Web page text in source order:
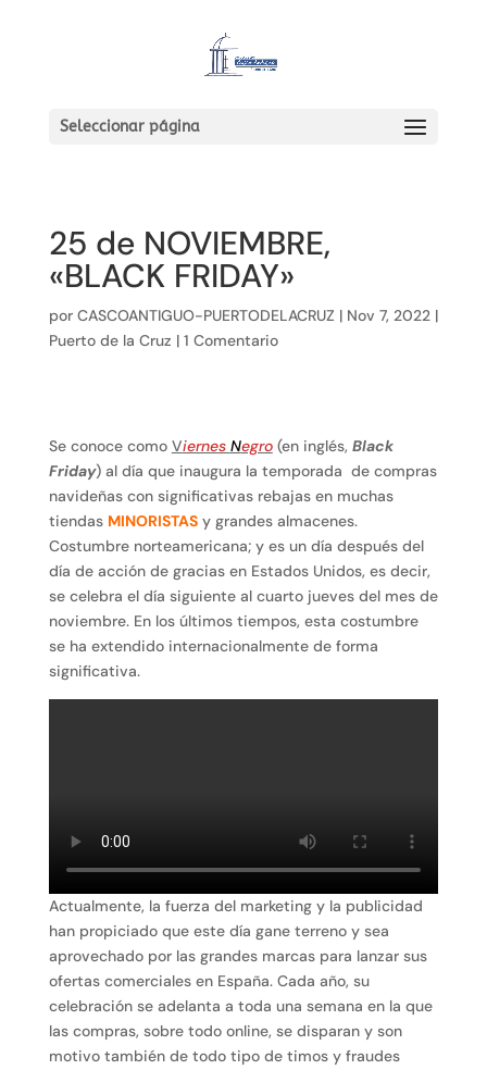
Seleccionar página
25 de NOVIEMBRE,
«BLACK FRIDAY»
por CASCOANTIGUO-PUERTODELACRUZ | Nov 7, 2022|
Puerto de la Cruz | 1 Comentario
Se conoce como Viernes Negro(en inglés, Black
Friday) al día que inaugura la temporada de compras
navideñas con significativas rebajas en muchas
tiendas MINORISTASy grandes almacenes.
Costumbre norteamericana; y es un día después del
día de acción de gracias en Estados Unidos, es decir,
se celebra el día siguiente al cuarto jueves del mes de
noviembre.​ En los últimos tiempos, esta costumbre
se ha extendido internacionalmente de forma
significativa.
Actualmente, la fuerza del marketing y la publicidad
han propiciado que este día gane terreno y sea
aprovechado por las grandes marcas para lanzar sus
ofertas comerciales en España. Cada año, su
celebración se adelanta a toda una semana en la que
las compras, sobre todo online, se disparan y son
motivo también de todo tipo de timos y fraudes